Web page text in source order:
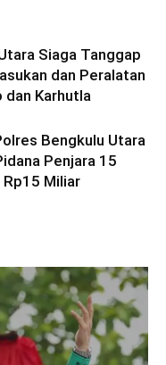
Siaga Tanggap
dan Peralatan
dan Karhutla
Bengkulu Utara
Penjara 15
Rp15 Miliar